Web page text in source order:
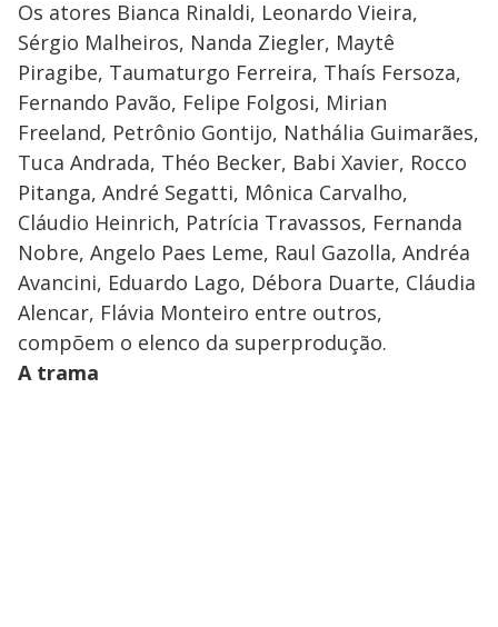
Os atores Bianca Rinaldi, Leonardo Vieira,
Sérgio Malheiros, Nanda Ziegler, Maytê
Piragibe, Taumaturgo Ferreira, Thaís Fersoza,
Fernando Pavão, Felipe Folgosi, Mirian
Freeland, Petrônio Gontijo, Nathália Guimarães,
Tuca Andrada, Théo Becker, Babi Xavier, Rocco
Pitanga, André Segatti, Mônica Carvalho,
Cláudio Heinrich, Patrícia Travassos, Fernanda
Nobre, Angelo Paes Leme, Raul Gazolla, Andréa
Avancini, Eduardo Lago, Débora Duarte, Cláudia
Alencar, Flávia Monteiro entre outros,
compõem o elenco da superprodução.
A trama